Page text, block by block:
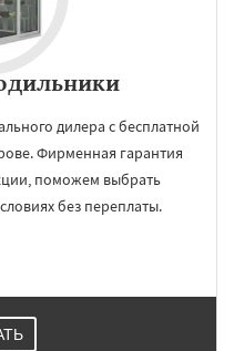
дилера с бесплатной
Фирменная гарантия
поможем выбрать
без переплаты.